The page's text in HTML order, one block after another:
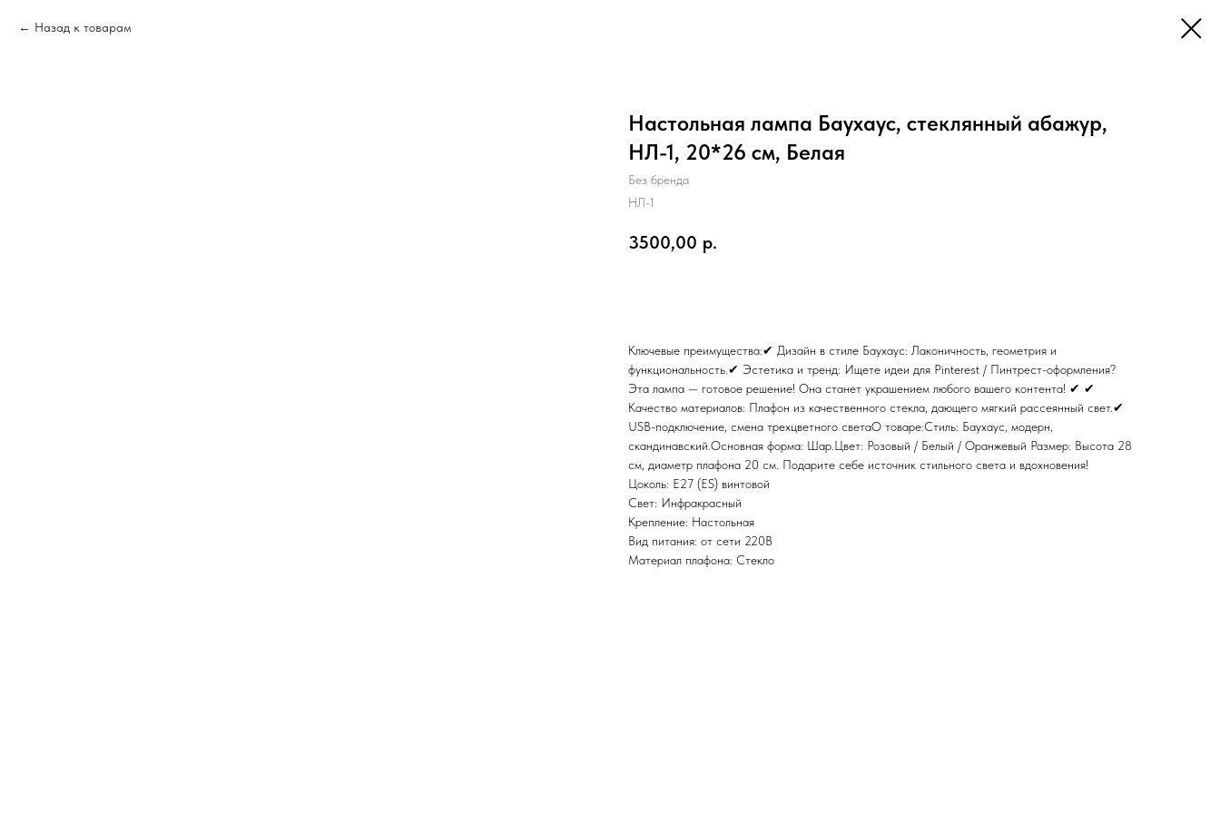
Назад к товарам
Настольная лампа Баухаус, стеклянный абажур,
НЛ-1, 20*26 см, Белая
Без бренда
НЛ-1
3500,00 р.
Ключевые преимущества:✔ Дизайн в стиле Баухаус: Лаконичность, геометрия и
функциональность.✔ Эстетика и тренд: Ищете идеи для Pinterest / Пинтрест-оформления?
Эта лампа — готовое решение! Она станет украшением любого вашего контента! ✔ ✔
Качество материалов: Плафон из качественного стекла, дающего мягкий рассеянный свет.✔
USB-подключение, смена трехцветного светаО товаре:Стиль: Баухаус, модерн,
скандинавский.Основная форма: Шар.Цвет: Розовый / Белый / Оранжевый Размер: Высота 28
см, диаметр плафона 20 см. Подарите себе источник стильного света и вдохновения!
Цоколь: E27 (ES) винтовой
Свет: Инфракрасный
Крепление: Настольная
Вид питания: от сети 220В
Материал плафона: Стекло